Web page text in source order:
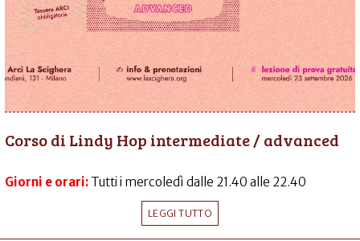
Corso di Lindy Hop intermediate / advanced
Giorni e orari: Tutti i mercoledì dalle 21.40 alle 22.40
LEGGI TUTTO